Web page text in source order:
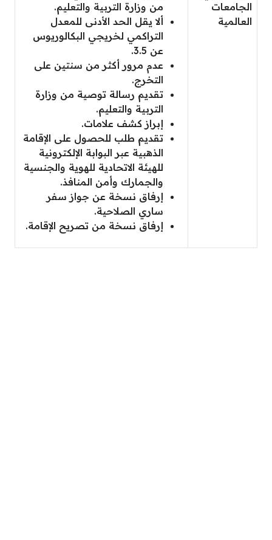
الجامعات
العالمية
من وزارة التربية والتعليم.
ألا يقل الحد الأدنى للمعدل
التراكمي لخريجي البكالوريوس
عن 3.5.
عدم مرور أكثر من سنتين على
التخرج.
تقديم رسالة توصية من وزارة
التربية والتعليم.
إبراز كشف علامات.
تقديم طلب للحصول على الإقامة
الذهبية عبر البوابة الإلكترونية
للهيئة الاتحادية للهوية والجنسية
والجمارك وأمن المنافذ.
إرفاق نسخة عن جواز سفر
ساري الصلاحية.
إرفاق نسخة من تصريح الإقامة.